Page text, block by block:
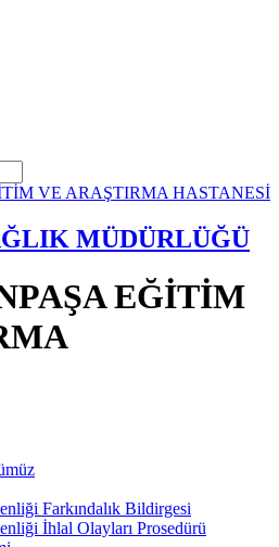
MÜDÜRLÜĞÜ
EĞİTİM
Farkındalık Bildirgesi
İhlal Olayları Prosedürü